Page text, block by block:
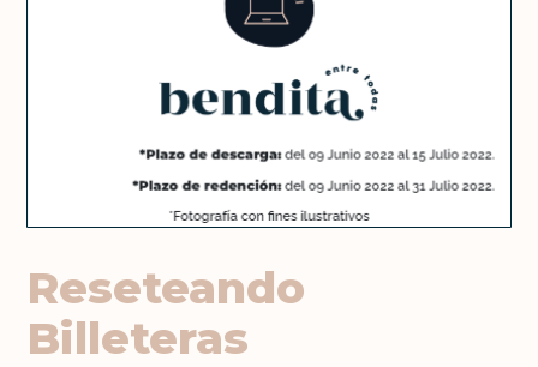
Reseteando
Billeteras